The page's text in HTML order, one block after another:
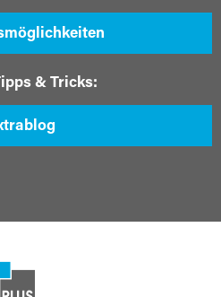
& Tricks: